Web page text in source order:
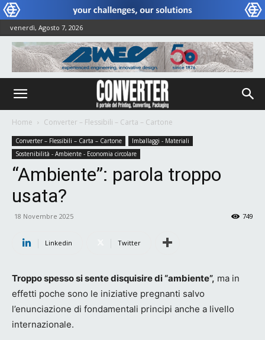
venerdì, Agosto 7, 2026
Home Converter – Flessibili – Carta – Cartone
Converter – Flessibili – Carta – Cartone
Imballaggi - Materiali
Sostenibilità - Ambiente - Economia circolare
“Ambiente”: parola troppo
usata?
18 Novembre 2025 749
Linkedin Twitter
Troppo spesso si sente disquisire di “ambiente”, ma in
effetti poche sono le iniziative pregnanti salvo
l’enunciazione di fondamentali principi anche a livello
internazionale.